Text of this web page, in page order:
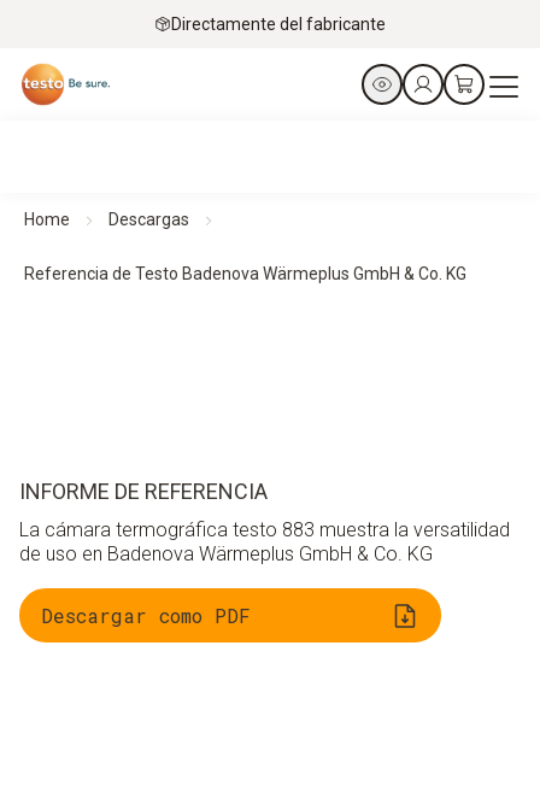
Directamente del fabricante
Home Descargas
Referencia de Testo Badenova Wärmeplus GmbH & Co. KG
INFORME DE REFERENCIA
La cámara termográfica testo 883 muestra la versatilidad
de uso en Badenova Wärmeplus GmbH & Co. KG
Descargar como PDF